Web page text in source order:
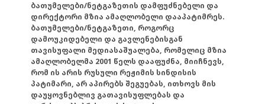
ბათუმელები/ნეტგაზეთის დამფუძნებელი და
დირექტორი მზია ამაღლობელი დააპატიმრეს.
ბათუმელები/ნეტგაზეთი, როგორც
დამოუკიდებელი და გავლენებისგან
თავისუფალი მედიასაშუალება, რომელიც მზია
ამაღლობელმა 2001 წელს დააფუძნა, მიიჩნევს,
რომ ის არის რუსული რეჟიმის სინდისის
პატიმარი, არ აპირებს შეგუებას, ითხოვს მის
დაუყოვნებლივ გათავისუფლებას და